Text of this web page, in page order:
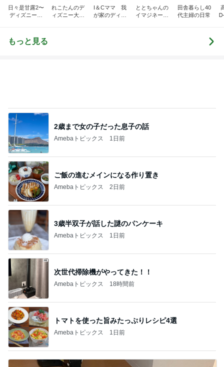
日々是甘露2〜
ディズニー風
れこたんのデ
ィズニー大好
I＆Cママ 我
が家のディズ
ととちゃんの
イマジネーシ
田舎暮らし40
代主婦の日常
もっと見る
ご飯の進むメインになる作り置き
Amebaトピックス 2日前
3歳半双子が話した謎のパンケーキ
Amebaトピックス 1日前
次世代掃除機がやってきた！！
Amebaトピックス 18時間前
トマトを使った旨みたっぷりレシピ4選
Amebaトピックス 1日前